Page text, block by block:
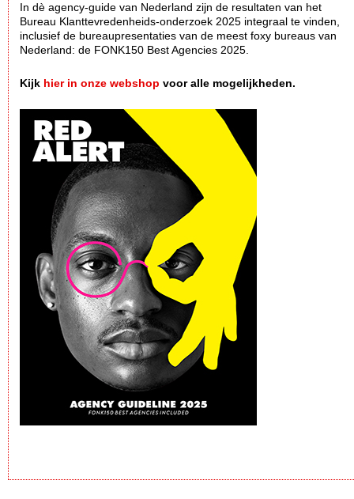
In dè agency-guide van Nederland zijn de resultaten van het
Bureau Klanttevredenheids-onderzoek 2025 integraal te vinden,
inclusief de bureaupresentaties van de meest foxy bureaus van
Nederland: de FONK150 Best Agencies 2025.
Kijk hier in onze webshop voor alle mogelijkheden.